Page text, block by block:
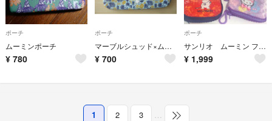
ポーチ
ムーミンポーチ
¥ 780
ポーチ
マーブルシュッド×ムーミン ポーチ
¥ 700
ポーチ
サンリオ ムーミン ファスナー付きハンドタオル ポーチ型タオル 2枚セット
¥ 1,999
1 2 3 …